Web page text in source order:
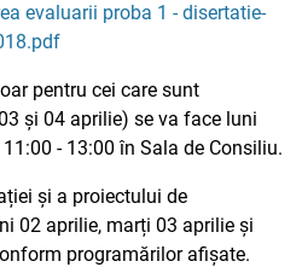
evaluarii proba 1 - disertatie-
pentru cei care sunt
și 04 aprilie) se va face luni
- 13:00 în Sala de Consiliu.
și a proiectului de
02 aprilie, marți 03 aprilie și
programărilor afișate.